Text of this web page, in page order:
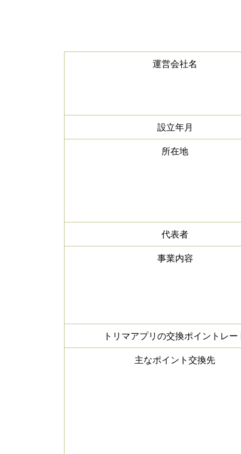
運営会社名
設立年月
所在地
代表者
事業内容
トリマアプリの交換ポイントレー
主なポイント交換先